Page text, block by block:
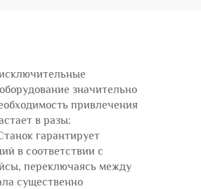
значительно
привлечения
в разы:
гарантирует
в соответствии с
переключаясь между
существенно